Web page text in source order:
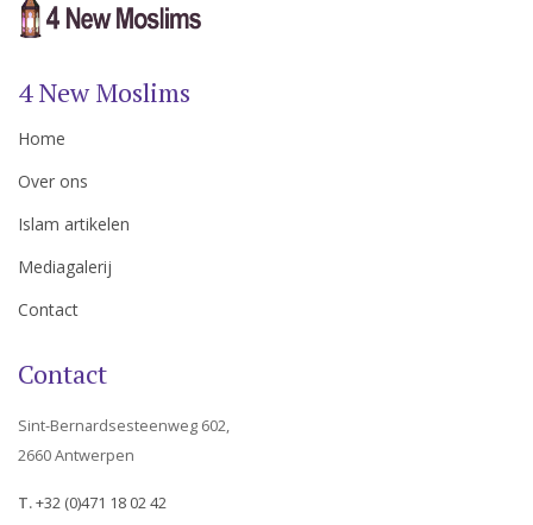
4 New Moslims
Home
Over ons
Islam artikelen
Mediagalerij
Contact
Contact
Sint-Bernardsesteenweg 602,
2660 Antwerpen
T.+32 (0)471 18 02 42